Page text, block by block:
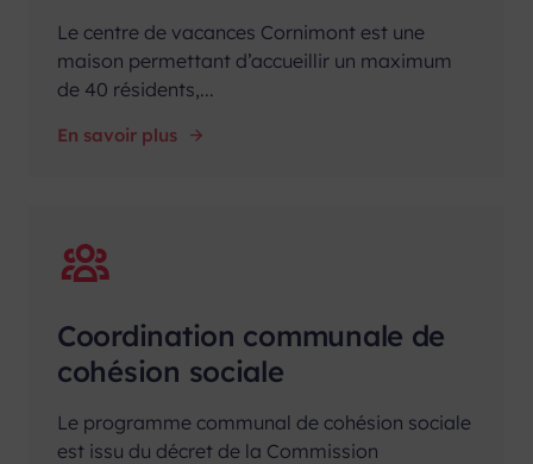
Le centre de vacances Cornimont est une
maison permettant d’accueillir un maximum
de 40 résidents,...
En savoir plus
Coordination communale de
cohésion sociale
Le programme communal de cohésion sociale
est issu du décret de la Commission